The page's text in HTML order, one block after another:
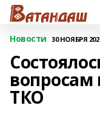
Новости 30 НОЯБРЯ
ТКО